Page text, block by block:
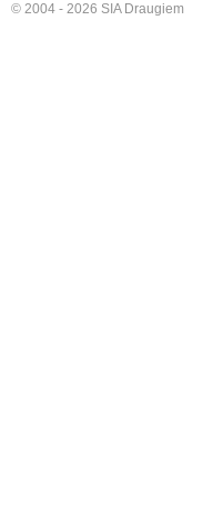
© 2004 - 2026 SIA Draugiem